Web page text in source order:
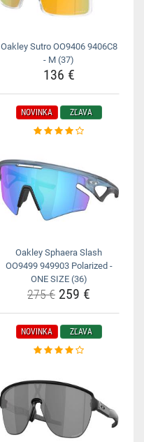
Oakley Sutro OO9406 9406C8
- M (37)
136 €
NOVINKA ZĽAVA
Oakley Sphaera Slash
OO9499 949903 Polarized -
ONE SIZE (36)
275 € 259 €
NOVINKA ZĽAVA